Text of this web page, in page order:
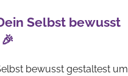
Selbst bewusst
bewusst gestaltest um